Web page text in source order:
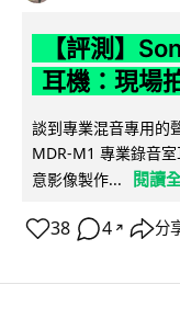
【評測】
耳機：現場
談到專業混音專用的
MDR-M1 專業錄音
意影像製作...
閱讀
38 4 ↗ 分